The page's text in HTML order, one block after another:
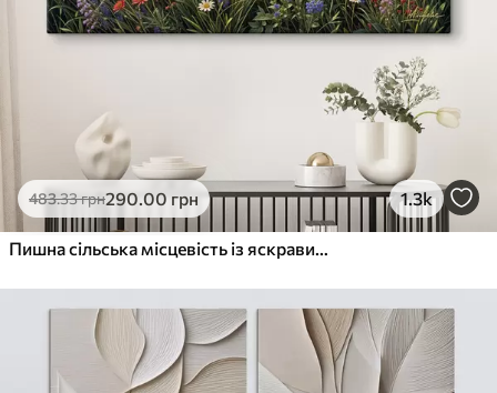
483.33грн290.00 грн 1.3k
Пишна сільська місцевість із яскравим лугом диких квітів, наповненим різнокольоровими квітами під хмарним небом